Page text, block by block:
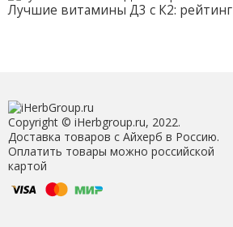
Лучшие витамины Д3 с К2: рейтинг
Copyright © iHerbgroup.ru, 2022.
Доставка товаров с Айхерб в Россию.
Оплатить товары можно российской
картой